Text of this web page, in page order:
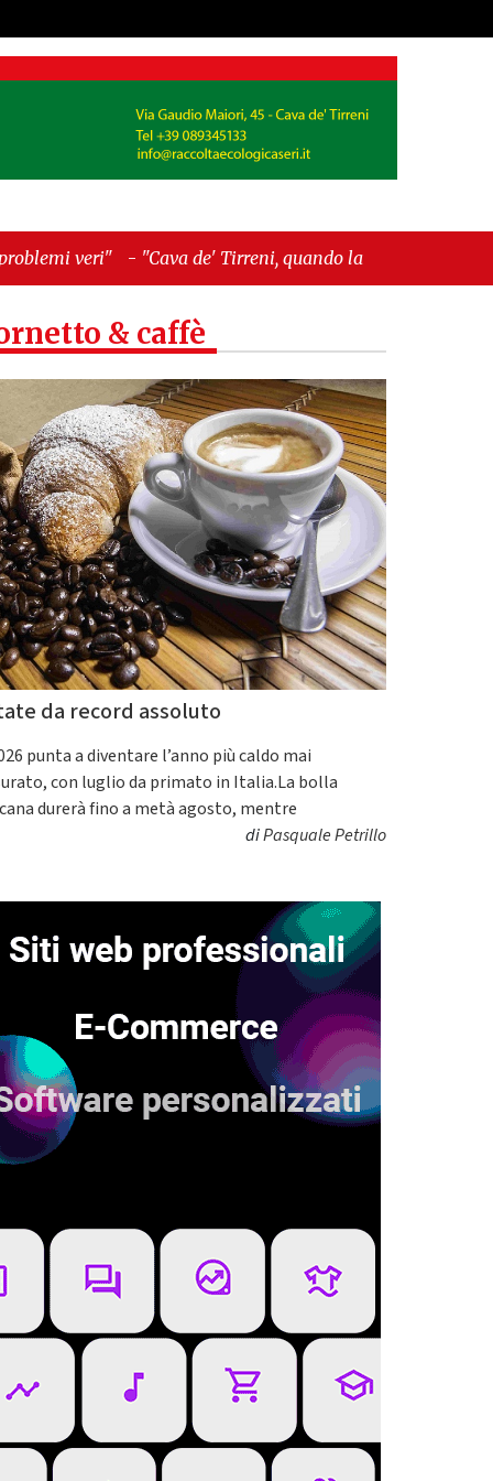
de' Tirreni, quando la burocrazia dimentica
& caffè
da record assoluto
punta a diventare l’anno più caldo mai
con luglio da primato in Italia.La bolla
durerà fino a metà agosto, mentre
diPasquale Petrillo